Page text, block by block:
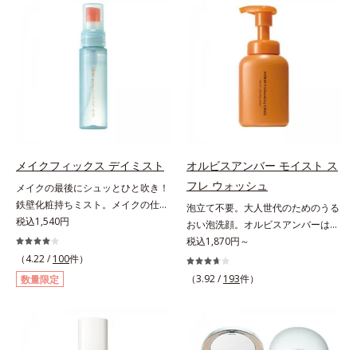
くいメイクを落とす際は、乾いた手
にとり、メイクとしっかりなじませ
てください。3.メイクとなじんだ
ら、水またはぬるま湯でよく洗い流
します。4.その後、洗顔料で洗顔し
てください。各商品の詳しい情報は
商品ページをご覧ください。・
BEAUTY夏祭りは、こちら
素地、ホホバアルコール、トリステ
アリン酸デカグリセリル（基剤）*5
角層の範囲内における自社従来品処
方との比較*6 ドクダミエキス、シ
クロヘキサンジカルボン酸ビスエト
キシジグリコール（保湿）＜使用量
目安＞パール1粒程度＜ご使用ステ
ップ＞洗顔料 ⇒ 化粧水 ⇒ ザ リン
の使用回数＞通常サイズ：約90回
（1.5ヵ月程度）ラージサイズ：約
180回（3ヵ月程度）各商品の詳し
い情報は商品ページをご覧くださ
い。・BEAUTY夏祭りは、こちら
(*2)の2種の成分が深いうるおいを
与え、湧き上がるようなハリ感を呼
び覚まします。ハリ膜がのび広が
り、肌表面にピン！としたハリ感を
与え、さらに疑似セラミド(*3)が角
層の隙間に浸透(*4)。夜のスキンケ
アの最後にプラスすることで乾燥に
よる小ジワを目立たなくし、ハリ感
チノール配合＝保湿成分*2 パルミ
成分*3 ラウロイルグルタミン酸ジ
（フィトステリル/オクチルドデシ
ル）配合＝保湿成分*4 角層まで
らに毛髪保護成分がダメージを受け
ている部位に吸着して、キューティ
クル表面をリペア。髪の内外にアプ
ローチして、乾燥などの外的刺激か
ら守り抜き、ダメージ(*2)を立て直
し(*3)ます。お風呂でシャンプー後
に適量を髪になじませ、置き時間は
0秒。なじませてすぐに洗い流す手
る、まるでサロン帰りのようなうる
おうツヤ髪を叶えます。*1 毛髪補
修成分（イソステアリン酸、イソス
テアロイル加水分解コラーゲン、イ
ソステアロイル加水分解シルク、ス
フィンゴ糖脂質、トコフェロール、
グリセリン、糖脂質、BG、イソス
テアリン酸、イソステアロイル加水
質、トコフェロール、グリセリン、
ヒアルロン酸ヒドロキシプロピルト
メイクフィックス デイミスト
メイクの最後にシュッとひと吹き！
鉄壁化粧持ちミスト。メイクの仕上
げにシュッとひと吹き。肌とメイク
の密着感をピタッと高め、メイクく
ずれを防ぎ、化粧持ちをアップさせ
るミストタイプの化粧水です。くず
れ防止成分(*1)を含む層と美容成分
振って混ぜると、美容成分がくずれ
税込1,540円
（4.22 / 100件）
数量限定
オルビスアンバー モイスト ス
フレ ウォッシュ
泡立て不要。大人世代のためのうる
おい泡洗顔。オルビスアンバーは、
いつも⾃然体で美しくありたいと願
う⼤⼈世代に寄り添うブランドで
す。年齢印象研究に基づいた肌サイ
軽なお手入れで賢いケアを。ライフ
スタイルになじむ、若々しい印象(*)
税込1,870円～
（3.92 / 193件）